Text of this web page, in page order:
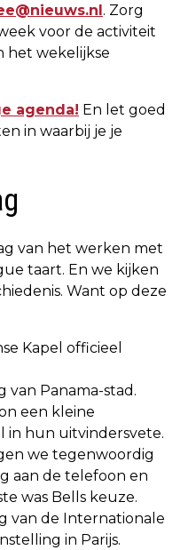
. Zorg
voor de activiteit
het wekelijkse
agenda! En let goed
in waarbij je je
van het werken met
taart. En we kijken
Want op deze
Kapel officieel
van Panama-stad.
een kleine
in hun uitvindersvete.
we tegenwoordig
aan de telefoon en
was Bells keuze.
van de Internationale
in Parijs.